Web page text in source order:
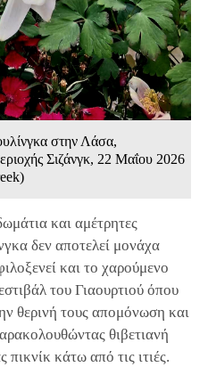
στην Λάσα,
Σιζάνγκ, 22 Μαΐου 2026
και αμέτρητες
δεν αποτελεί μονάχα
και το χαρούμενο
του Γιαουρτιού όπου
θερινή τους απομόνωση και
θιβετιανή
κάτω από τις ιτιές.